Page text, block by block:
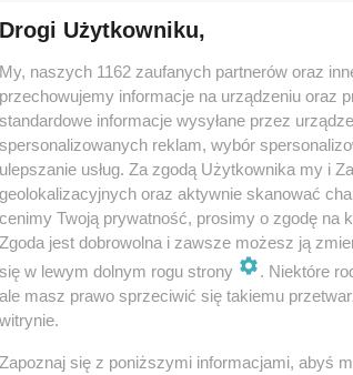
karbowanolistny?
Ilex crenata) to wolno rosnący,
– osiąga od 0,5 do nawet 3 m
które przypominają liście
Drogi Użytkowniku,
My, naszych 1162 zaufanych partnerów oraz
przechowujemy informacje na urządzeniu oraz
standardowe informacje wysyłane przez
spersonalizowanych reklam, wybór
ulepszanie usług. Za zgodą Użytkownika my i
geolokalizacyjnych oraz aktywnie skanować
cenimy Twoją prywatność, prosimy o zgodę na
Zgoda jest dobrowolna i zawsze możesz ją
się w lewym dolnym rogu strony
. Niektóre
ale masz prawo sprzeciwić się takiemu
witrynie.
Zapoznaj się z poniższymi informacjami, abyś